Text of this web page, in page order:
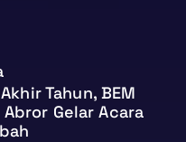
Tahun, BEM
Gelar Acara